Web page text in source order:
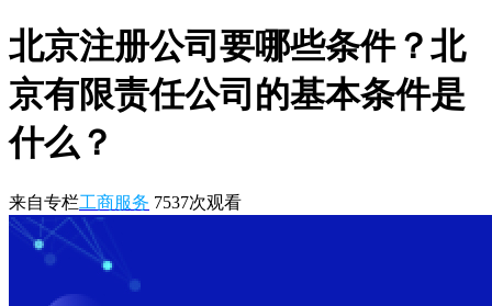
北京注册公司要哪些条件？北
京有限责任公司的基本条件是
什么？
来自专栏工商服务 7537次观看